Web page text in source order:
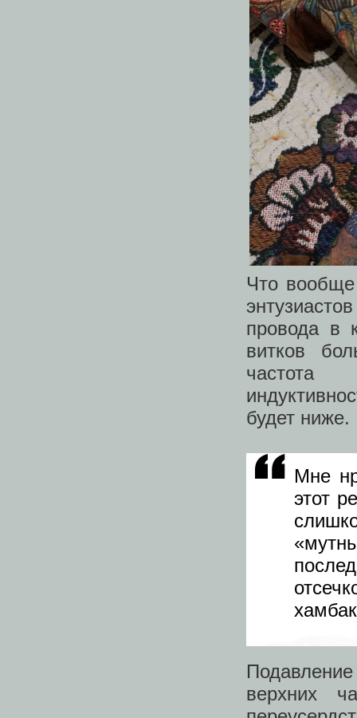
Что
провода в
витков
частота
будет ниже.
Мне
этот
верхних